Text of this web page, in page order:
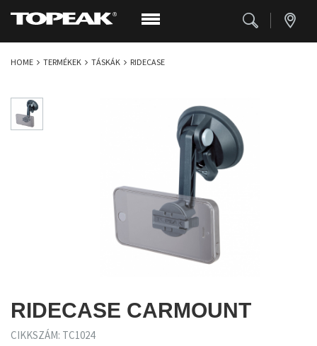
HOME TERMÉKEK TÁSKÁK RIDECASE
RIDECASE CARMOUNT
CIKKSZÁM: TC1024